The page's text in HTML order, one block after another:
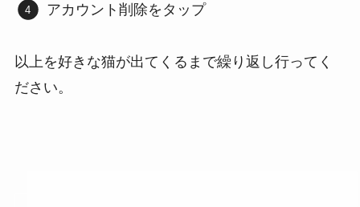
アカウント削除をタップ
以上を好きな猫が出てくるまで繰り返し行ってく
ださい。